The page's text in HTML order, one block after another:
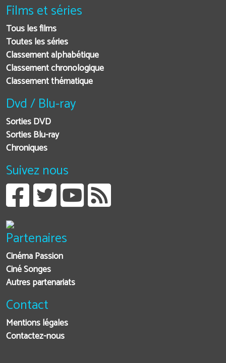
Films et séries
Tous les films
Toutes les séries
Classement alphabétique
Classement chronologique
Classement thématique
Dvd / Blu-ray
Sorties DVD
Sorties Blu-ray
Chroniques
Suivez nous
Partenaires
Cinéma Passion
Ciné Songes
Autres partenariats
Contact
Mentions légales
Contactez-nous